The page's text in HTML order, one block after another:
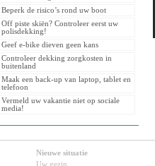
Beperk de risico’s rond uw boot
Off piste skiën? Controleer eerst uw
polisdekking!
Geef e-bike dieven geen kans
Controleer dekking zorgkosten in
buitenland
Maak een back-up van laptop, tablet en
telefoon
Vermeld uw vakantie niet op sociale
media!
Nieuwe situatie
Uw gezin